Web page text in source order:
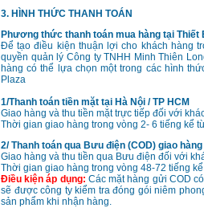
3. HÌNH THỨC THANH TOÁN
Phương thức thanh toán mua hàng tại Thiết
Để tạo điều kiện thuận lợi cho khách hàng
quyền quản lý Công ty TNHH Minh Thiên
hàng có thể lựa chọn một trong các hình
Plaza
1/Thanh toán tiền mặt tại Hà Nội / TP HCM
Giao hàng và thu tiền mặt trực tiếp đối với
Thời gian giao hàng trong vòng 2- 6 tiếng kể
2/ Thanh toán qua Bưu điện (COD) giao
Giao hàng và thu tiền qua Bưu điện đối với
Thời gian giao hàng trong vòng 48-72 tiếng
Điều kiện áp dụng: Các mặt hàng gửi COD
sẽ được công ty kiểm tra đóng gói niêm
sản phẩm khi nhận hàng.